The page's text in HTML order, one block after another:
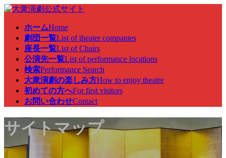
コ
ナ
ホームHome
劇団一覧List of theater companies
座長一覧List of Chairs
公演先一覧List of performance locations
検索Performance Search
大衆演劇の楽しみ方How to enjoy theatre
初めての方へFor first visitors
お問い合わせContact
サイトマップ